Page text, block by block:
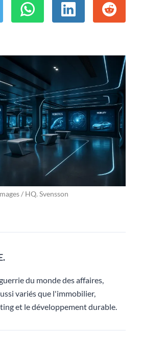
/ HQ. Svensson
du monde des affaires,
variés que l'immobilier,
et le développement durable.